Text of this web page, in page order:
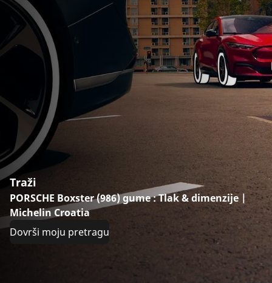
Traži
PORSCHE Boxster (986) gume : Tlak & dimenzije |
Michelin Croatia
Dovrši moju pretragu